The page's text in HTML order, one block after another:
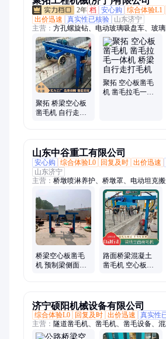
2年 档 安心购 综合体验L1
出价迅速
真实性已核验
山东济宁
主营： 方孔螺旋钻、电动玻璃吸盘车、玻璃
心板凿毛机、液压拔管机、回收式喷砂机
喷砂机、龙门压力机、短管置换设备、移
机、智能张拉设备、智能压浆台车、车载
机器人、车载式绿篱修剪机、扫雪滚刷、
动液压扳手、管道内壁喷涂器、中部取样
集车、智能钢管套丝机
聚拓 桥梁空心板
凿毛机 自行走凿
聚拓 空心板凿毛
机 凿毛拉毛一体
山东中谷重工有限公司
安心购
综合体验L0 回复及时 出价迅速
山东济宁
主营： 桥墩喷淋养护、桥墩罩、电动坦克
护、桥梁蒸汽养护棚、桥梁蒸汽养护机、
草机
桥梁空心板凿毛
机 预制梁侧面拉
路面桥梁混凝土
凿毛机 空心板侧
济宁硕阳机械设备有限公司
综合体验L0
回复及时 出价迅速 真实性
主营： 隧道凿毛机、凿毛机、凿毛设备、